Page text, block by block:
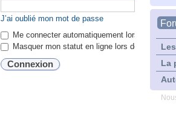
La
J’ai oublié mon mot de passe
Me connecter automatiquement lors de
Masquer mon statut en ligne lors de cette